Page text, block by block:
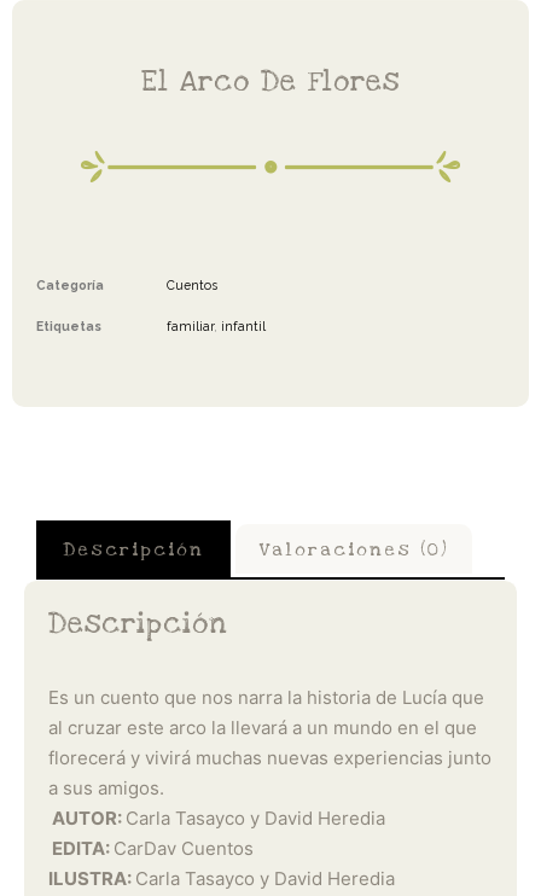
Descripción Valoraciones (0)
Descripción
Es un cuento que nos narra la historia de Lucía que
al cruzar este arco la llevará a un mundo en el que
florecerá y vivirá muchas nuevas experiencias junto
a sus amigos.
AUTOR: Carla Tasayco y David Heredia
EDITA: CarDav Cuentos
ILUSTRA: Carla Tasayco y David Heredia
El Arco De Flores
Categoría Cuentos
Etiquetas familiar, infantil